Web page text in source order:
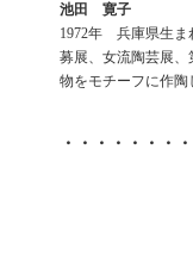
池田 寛子
1972年 兵庫県生
募展、女流陶芸展
物をモチーフに作陶
・・・・・・・